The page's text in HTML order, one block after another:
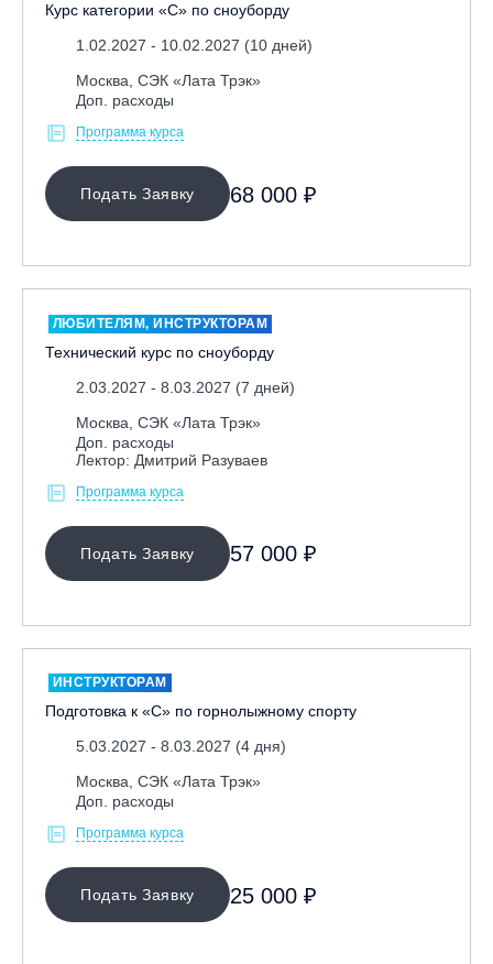
Курс категории «С» по сноуборду
1.02.2027 - 10.02.2027 (10 дней)
Москва, СЭК «Лата Трэк»
Доп. расходы
Программа курса
Подать Заявку 68 000 ₽
ЛЮБИТЕЛЯМ, ИНСТРУКТОРАМ
Технический курс по сноуборду
2.03.2027 - 8.03.2027 (7 дней)
Москва, СЭК «Лата Трэк»
Доп. расходы
Лектор: Дмитрий Разуваев
Программа курса
Подать Заявку 57 000 ₽
ИНСТРУКТОРАМ
Подготовка к «С» по горнолыжному спорту
5.03.2027 - 8.03.2027 (4 дня)
Москва, СЭК «Лата Трэк»
Доп. расходы
Программа курса
Подать Заявку 25 000 ₽